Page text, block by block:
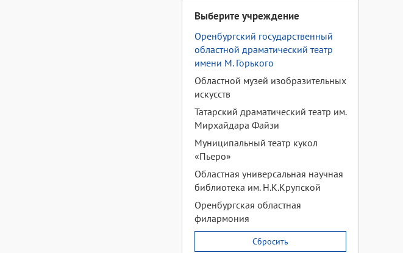
Выберите учреждение
Оренбургский государственный
областной драматический театр
имени М. Горького
Областной музей изобразительных
искусств
Татарский драматический театр им.
Мирхайдара Файзи
Муниципальный театр кукол
«Пьеро»
Областная универсальная научная
библиотека им. Н.К.Крупской
Оренбургская областная
филармония
Сбросить